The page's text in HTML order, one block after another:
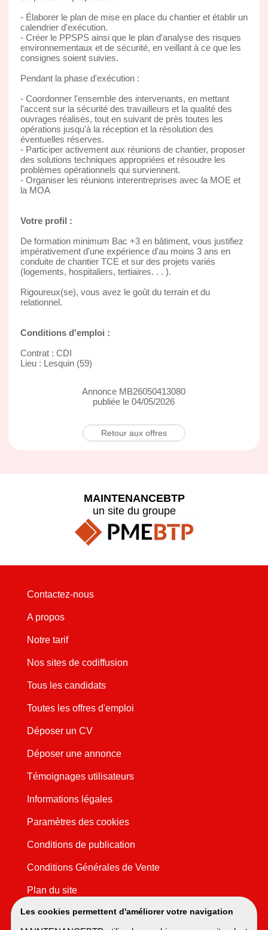
- Élaborer le plan de mise en place du chantier et établir un
calendrier d'exécution.
- Créer le PPSPS ainsi que le plan d'analyse des risques
environnementaux et de sécurité, en veillant à ce que les
consignes soient suivies.
Pendant la phase d'exécution :
- Coordonner l'ensemble des intervenants, en mettant
l'accent sur la sécurité des travailleurs et la qualité des
ouvrages réalisés, tout en suivant de près toutes les
opérations jusqu'à la réception et la résolution des
éventuelles réserves.
- Participer activement aux réunions de chantier, proposer
des solutions techniques appropriées et résoudre les
problèmes opérationnels qui surviennent.
- Organiser les réunions interentreprises avec la MOE et
la MOA
Votre profil :
De formation minimum Bac +3 en bâtiment, vous justifiez
impérativement d'une expérience d'au moins 3 ans en
conduite de chantier TCE et sur des projets variés
(logements, hospitaliers, tertiaires. . . ).
Rigoureux(se), vous avez le goût du terrain et du
relationnel.
Conditions d'emploi :
Contrat : CDI
Lieu : Lesquin (59)
Annonce MB26050413080
publiée le 04/05/2026
Retour aux offres
Les cookies permettent d'améliorer votre navigation
MAINTENANCEBTP
un site du groupe
Contactez-nous
A propos
Notre tarif
Nos sites de codiffusion
Tous les candidats
Toutes les offres d'emploi
Déposer un CV
Déposer une annonce
Témoignages utilisateurs
Informations légales
Paramètres des cookies
Conditions de publication
Conditions Générales de Vente
Plan du site